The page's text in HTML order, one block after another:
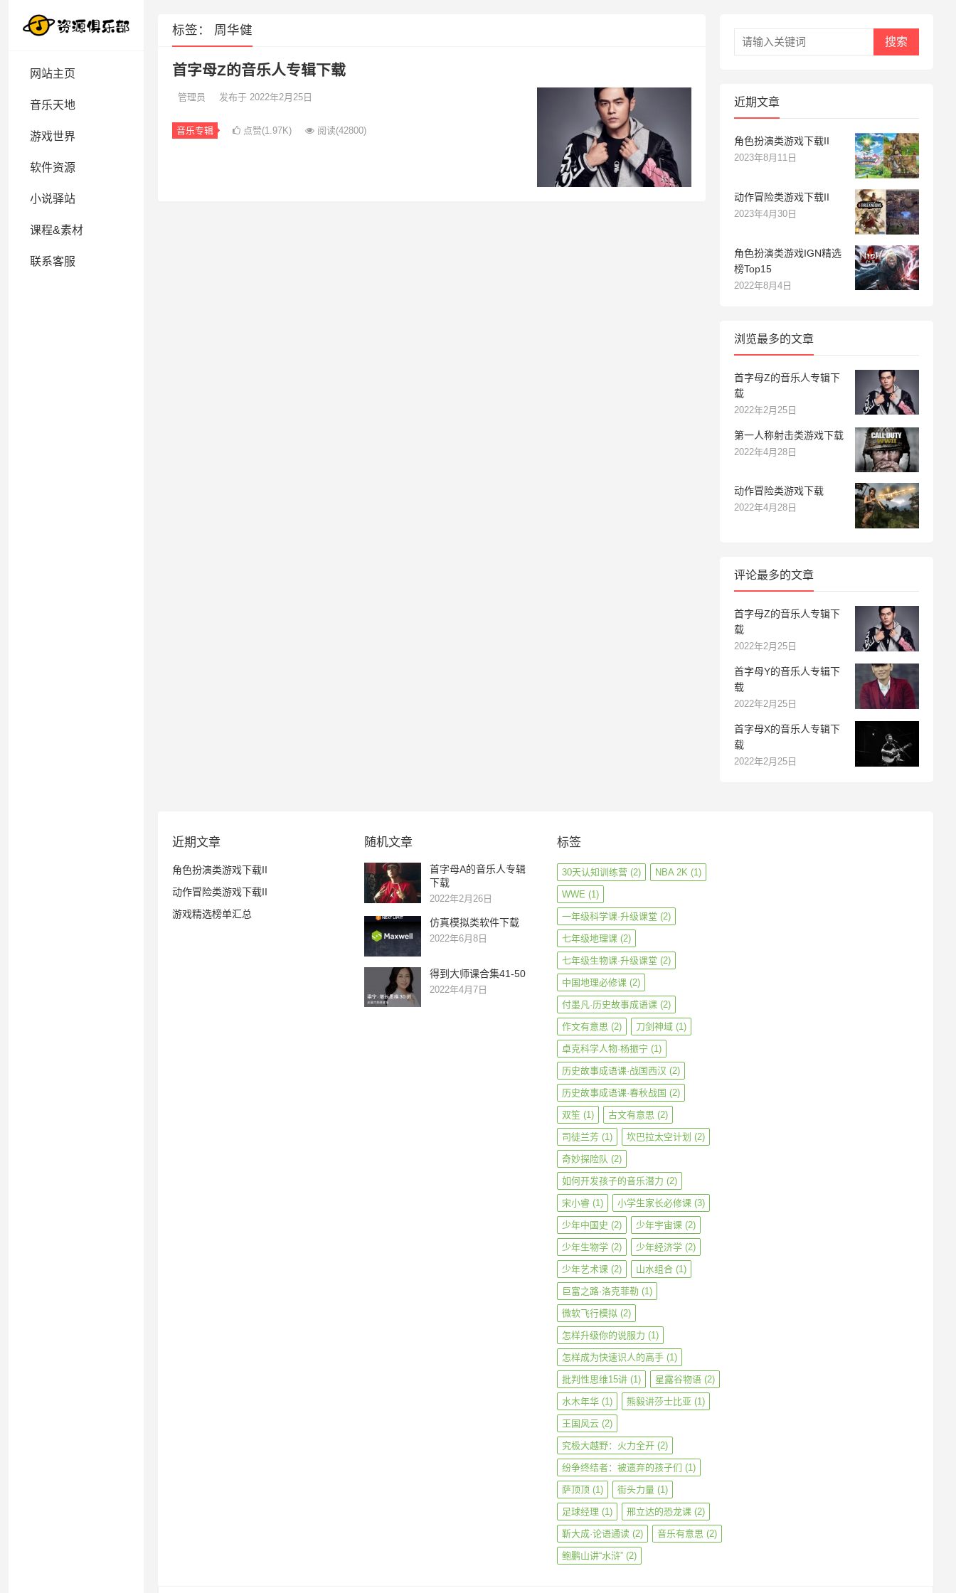
网站主页
音乐天地
游戏世界
软件资源
小说驿站
课程&素材
联系客服
标签： 周华健
首字母Z的音乐人专辑下载
管理员 发布于 2022年2月25日
音乐专辑 点赞(1.97K) 阅读(42800)
搜索
近期文章
角色扮演类游戏下载II
2023年8月11日
动作冒险类游戏下载II
2023年4月30日
角色扮演类游戏IGN精选
榜Top15
2022年8月4日
浏览最多的文章
首字母Z的音乐人专辑下
载
2022年2月25日
第一人称射击类游戏下载
2022年4月28日
动作冒险类游戏下载
2022年4月28日
评论最多的文章
首字母Z的音乐人专辑下
载
2022年2月25日
首字母Y的音乐人专辑下
载
2022年2月25日
首字母X的音乐人专辑下
载
2022年2月25日
近期文章
角色扮演类游戏下载II
动作冒险类游戏下载II
游戏精选榜单汇总
随机文章
首字母A的音乐人专辑
下载
2022年2月26日
仿真模拟类软件下载
2022年6月8日
得到大师课合集41-50
2022年4月7日
标签
30天认知训练营(2) NBA 2K(1)
WWE (1)
一年级科学课·升级课堂 (2)
七年级地理课(2)
七年级生物课·升级课堂 (2)
中国地理必修课(2)
付墨凡·历史故事成语课(2)
作文有意思 (2) 刀剑神域(1)
卓克科学人物·杨振宁 (1)
历史故事成语课·战国西汉 (2)
历史故事成语课·春秋战国 (2)
双笙(1) 古文有意思 (2)
司徒兰芳(1) 坎巴拉太空计划 (2)
奇妙探险队 (2)
如何开发孩子的音乐潜力 (2)
宋小睿(1) 小学生家长必修课(3)
少年中国史 (2) 少年宇宙课(2)
少年生物学(2) 少年经济学(2)
少年艺术课(2) 山水组合(1)
巨富之路·洛克菲勒 (1)
微软飞行模拟 (2)
怎样升级你的说服力 (1)
怎样成为快速识人的高手(1)
批判性思维15讲(1) 星露谷物语(2)
水木年华(1) 熊毅讲莎士比亚 (1)
王国风云(2)
究极大越野：火力全开(2)
纷争终结者：被遗弃的孩子们 (1)
萨顶顶(1) 街头力量(1)
足球经理 (1) 邢立达的恐龙课(2)
靳大成·论语通读(2) 音乐有意思 (2)
鲍鹏山讲“水浒”(2)